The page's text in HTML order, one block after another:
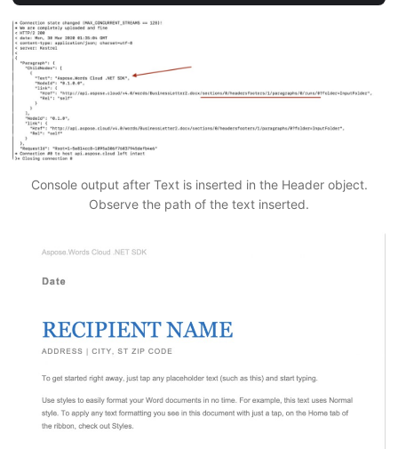
Console output after Text is inserted in the Header object.
Observe the path of the text inserted.